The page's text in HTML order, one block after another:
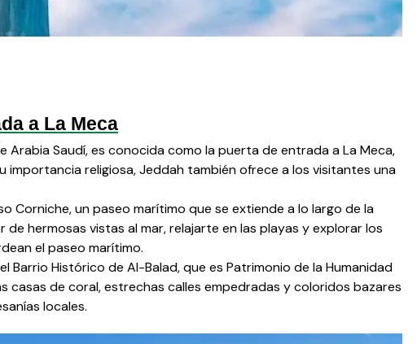
a La Meca
Arabia Saudí, es conocida como la puerta de entrada a La Meca,
importancia religiosa, Jeddah también ofrece a los visitantes una
Corniche, un paseo marítimo que se extiende a lo largo de la
hermosas vistas al mar, relajarte en las playas y explorar los
el paseo marítimo.
Histórico de Al-Balad, que es Patrimonio de la Humanidad
casas de coral, estrechas calles empedradas y coloridos bazares
locales.